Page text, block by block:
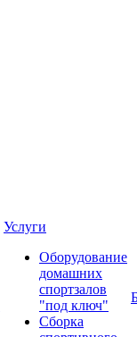
Услуги
Оборудование
домашних
спортзалов
"под ключ"
Сборка